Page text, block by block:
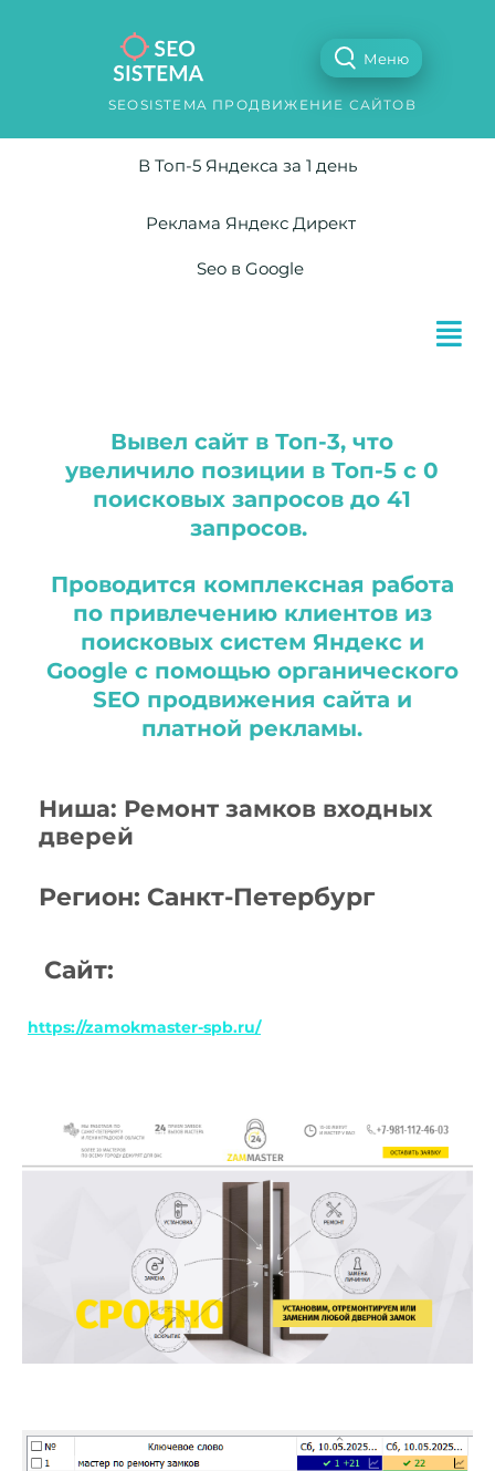
Меню
SEOSISTEMA ПРОДВИЖЕНИЕ САЙТОВ
В Топ-5 Яндекса за 1 день
Реклама Яндекс Директ
Seo в Google
Вывел сайт в Топ-3, что
увеличило позиции в Топ-5 с 0
поисковых запросов до 41
запросов.
Проводится комплексная работа
по привлечению клиентов из
поисковых систем Яндекс и
Google с помощью органического
SEO продвижения сайта и
платной рекламы.
Ниша: Ремонт замков входных
дверей
Регион: Санкт-Петербург
Сайт:
https://zamokmaster-spb.ru/